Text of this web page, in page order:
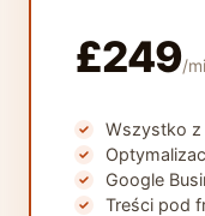
£249/
Wszystko z
Google
Treści pod